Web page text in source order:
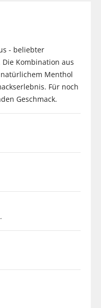
- beliebter
Kombination aus
Menthol
Für noch
Geschmack.